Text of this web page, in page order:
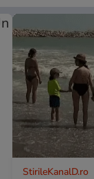
StirileKanalD.ro